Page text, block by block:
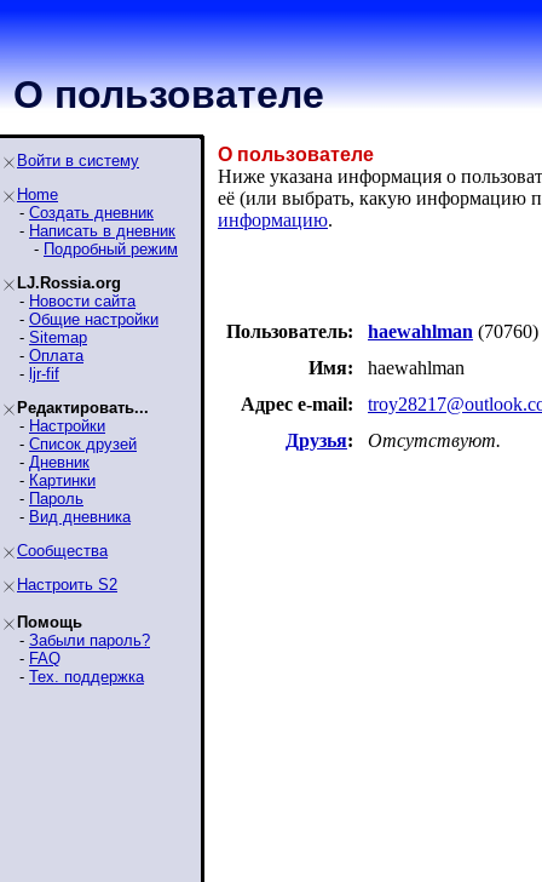
О пользователе
Войти в систему
Home
- Создать дневник
- Написать в дневник
- Подробный режим
LJ.Rossia.org
- Новости сайта
- Общие настройки
- Sitemap
- Оплата
- ljr-fif
Редактировать...
- Настройки
- Список друзей
- Дневник
- Картинки
- Пароль
- Вид дневника
Сообщества
Настроить S2
Помощь
- Забыли пароль?
- FAQ
- Тех. поддержка
О пользователе
Ниже указана информация о
её (или выбрать, какую информацию
информацию.
Пользователь: haewahlman (70760)
Имя:
haewahlman
Адрес e-mail:
Друзья: Отсутствуют.